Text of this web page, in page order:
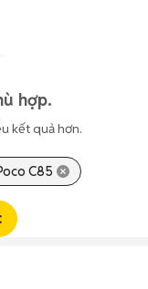
hợp.
kết quả hơn.
C85